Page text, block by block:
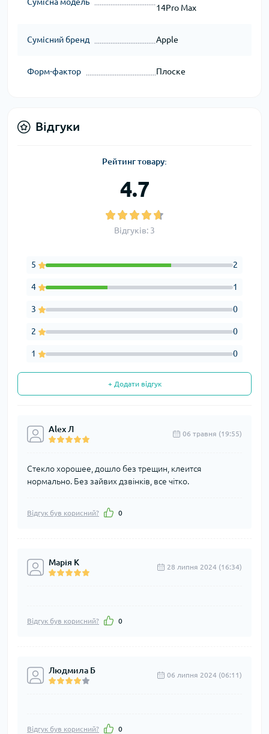
14Pro Max
Сумісний бренд Apple
Форм-фактор Плоске
Відгуки
Рейтинг товару:
4.7
Відгуків: 3
5 2
4 1
3 0
2 0
1 0
+ Додати відгук
Alex Л 06 травня (19:55)
Стекло хорошее, дошло без трещин, клеится
нормально. Без зайвих дзвінків, все чітко.
Відгук був корисний? 0
Марія К 28 липня 2024 (16:34)
Відгук був корисний? 0
Людмила Б 06 липня 2024 (06:11)
Відгук був корисний? 0